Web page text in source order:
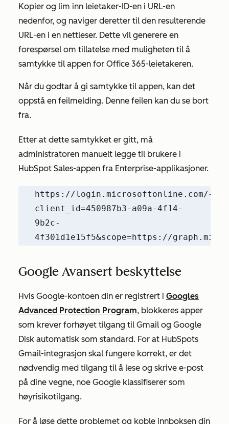
Kopier og lim inn leietaker-ID-en i URL-en
nedenfor, og naviger deretter til den resulterende
URL-en i en nettleser. Dette vil generere en
forespørsel om tillatelse med muligheten til å
samtykke til appen for Office 365-leietakeren.
Når du godtar å gi samtykke til appen, kan det
oppstå en feilmelding. Denne feilen kan du se bort
fra.
Etter at dette samtykket er gitt, må
administratoren manuelt legge til brukere i
HubSpot Sales-appen fra Enterprise-applikasjoner.
https://login.microsoftonline.com/
client_id=450987b3-a09a-4f14-
9b2c-
4f301d1e15f5&scope=https://
Google Avansert beskyttelse
Hvis Google-kontoen din er registrert i Googles
Advanced Protection Program, blokkeres apper
som krever forhøyet tilgang til Gmail og Google
Disk automatisk som standard. For at HubSpots
Gmail-integrasjon skal fungere korrekt, er det
nødvendig med tilgang til å lese og skrive e-post
på dine vegne, noe Google klassifiserer som
høyrisikotilgang.
For å løse dette problemet og koble innboksen din